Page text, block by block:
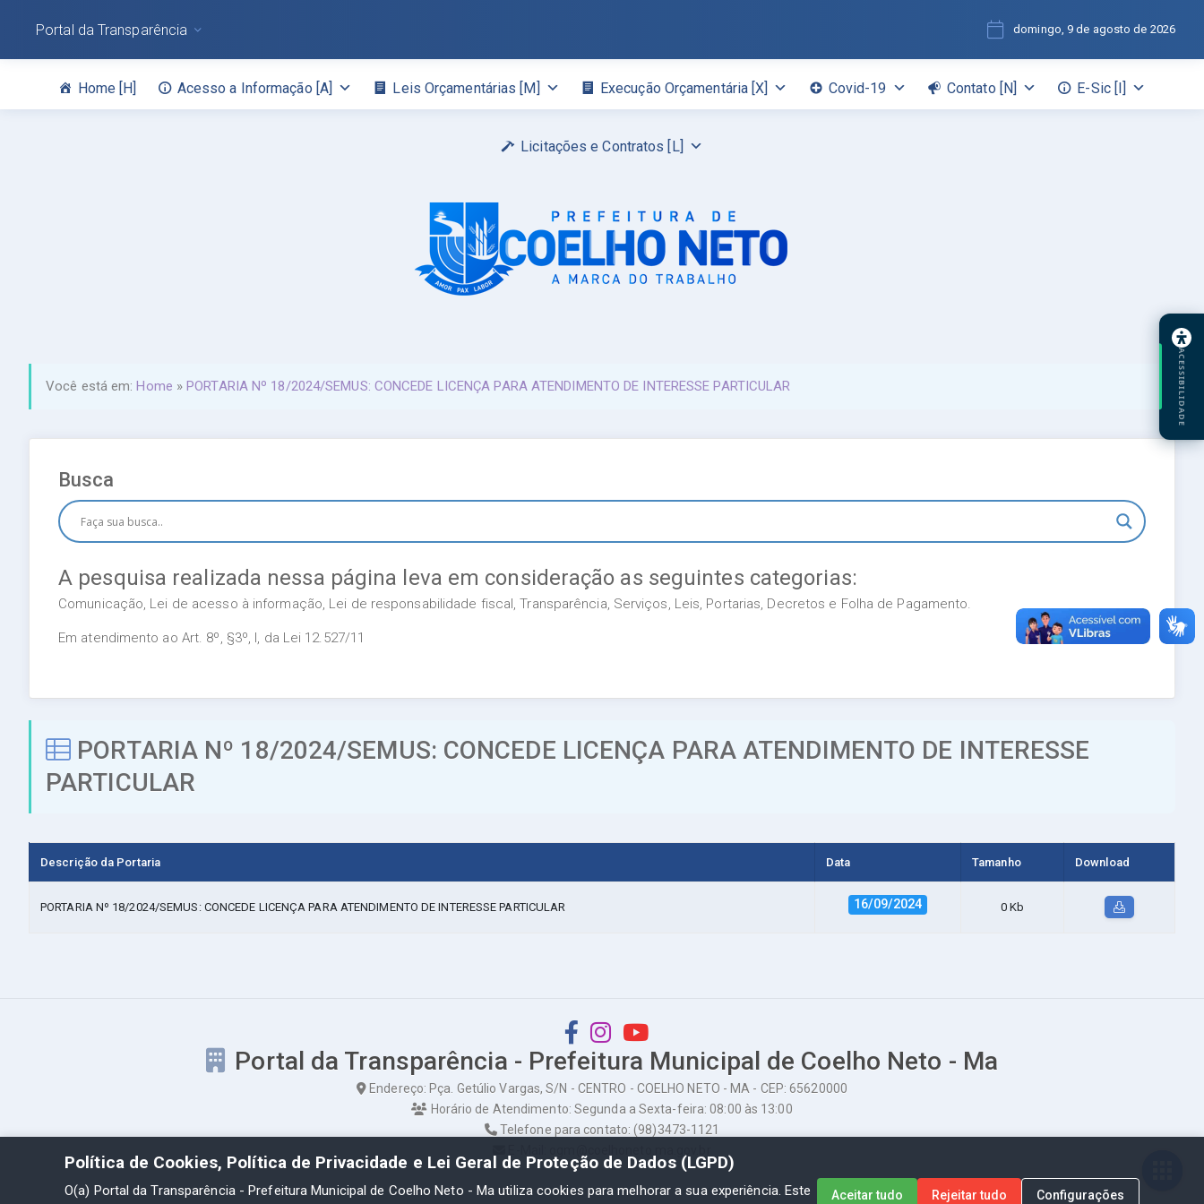
Home [H] Acesso a Informação [A] Leis Orçamentárias [M] Execução Orçamentária [X] Covid-19 Contato [N] E-Sic [I]
Licitações e Contratos [L]
Portal da Transparência domingo, 9 de agosto de 2026
Você está em:Home »PORTARIA Nº 18/2024/SEMUS: CONCEDE LICENÇA PARA ATENDIMENTO DE INTERESSE PARTICULAR
Busca
A pesquisa realizada nessa página leva em consideração as seguintes categorias:
Comunicação, Lei de acesso à informação, Lei de responsabilidade fiscal, Transparência, Serviços, Leis, Portarias, Decretos e Folha de Pagamento.
Em atendimento ao Art. 8º, §3º, I, da Lei 12.527/11
PORTARIA Nº 18/2024/SEMUS: CONCEDE LICENÇA PARA ATENDIMENTO DE INTERESSE
PARTICULAR
Descrição da Portaria Data Tamanho Download
PORTARIA Nº 18/2024/SEMUS: CONCEDE LICENÇA PARA ATENDIMENTO DE INTERESSE PARTICULAR 16/09/2024 0 Kb
Portal da Transparência - Prefeitura Municipal de Coelho Neto - Ma
Endereço: Pça. Getúlio Vargas, S/N - CENTRO - COELHO NETO - MA - CEP: 65620000
Horário de Atendimento: Segunda a Sexta-feira: 08:00 às 13:00
Telefone para contato: (98)3473-1121
ACESSIBILIDADE
Política de Cookies, Política de Privacidade e Lei Geral de Proteção de Dados (LGPD)
O(a) Portal da Transparência - Prefeitura Municipal de Coelho Neto - Ma utiliza cookies para melhorar a sua experiência. Este
Aceitar tudo Rejeitar tudo Configurações